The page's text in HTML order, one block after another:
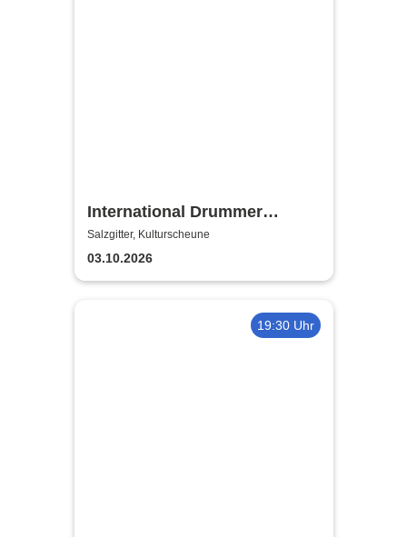
International Drummer
Meeting Konzert |
Kulturscheune
Salzgitter, Kulturscheune
03.10.2026
19:30 Uhr